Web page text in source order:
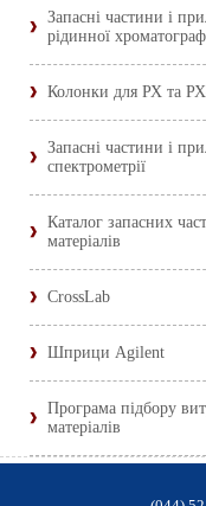
Запасні частини і
рідинної
Колонки для РХ та
Запасні частини і
спектрометрії
Каталог запасних
матеріалів
CrossLab
Шприци Agilent
Програма підбору
матеріалів